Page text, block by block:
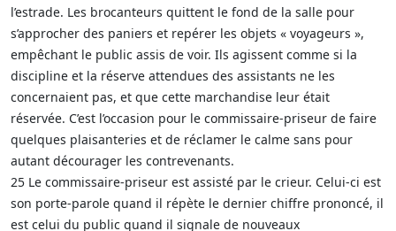
l’estrade. Les brocanteurs quittent le fond de la salle pour
s’approcher des paniers et repérer les objets « voyageurs »,
empêchant le public assis de voir. Ils agissent comme si la
discipline et la réserve attendues des assistants ne les
concernaient pas, et que cette marchandise leur était
réservée. C’est l’occasion pour le commissaire-priseur de faire
quelques plaisanteries et de réclamer le calme sans pour
autant décourager les contrevenants.
25 Le commissaire-priseur est assisté par le crieur. Celui-ci est
son porte-parole quand il répète le dernier chiffre prononcé, il
est celui du public quand il signale de nouveaux